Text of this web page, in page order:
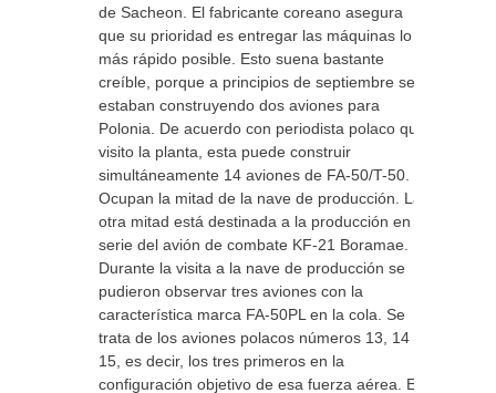
de Sacheon. El fabricante coreano asegura
que su prioridad es entregar las máquinas lo
más rápido posible. Esto suena bastante
creíble, porque a principios de septiembre se
estaban construyendo dos aviones para
Polonia. De acuerdo con periodista polaco que
visito la planta, esta puede construir
simultáneamente 14 aviones de FA-50/T-50.
Ocupan la mitad de la nave de producción. La
otra mitad está destinada a la producción en
serie del avión de combate KF-21 Boramae.
Durante la visita a la nave de producción se
pudieron observar tres aviones con la
característica marca FA-50PL en la cola. Se
trata de los aviones polacos números 13, 14 y
15, es decir, los tres primeros en la
configuración objetivo de esa fuerza aérea. El